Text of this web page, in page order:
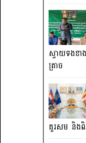
ស្វាយទងខ
ត្រាច
គួរសម និងពិភ